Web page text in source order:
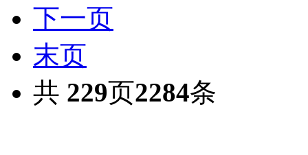
下一页
末页
共 229页2284条